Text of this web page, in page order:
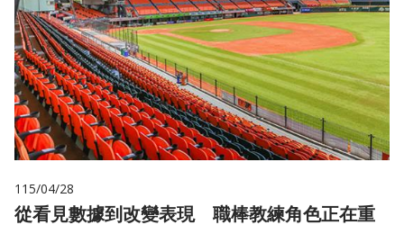
115/04/28
從看見數據到改變表現 職棒教練角色正在重